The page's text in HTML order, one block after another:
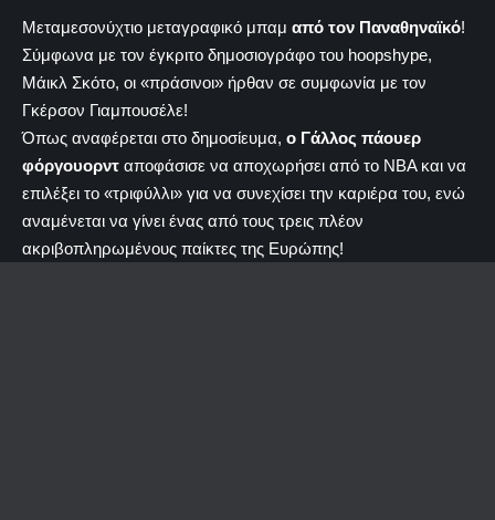
Μεταμεσονύχτιο μεταγραφικό μπαμ από τον Παναθηναϊκό!
Σύμφωνα με τον έγκριτο δημοσιογράφο του hoopshype,
Μάικλ Σκότο, οι «πράσινοι» ήρθαν σε συμφωνία με τον
Γκέρσον Γιαμπουσέλε!
Όπως αναφέρεται στο δημοσίευμα, ο Γάλλος πάουερ
φόργουορντ αποφάσισε να αποχωρήσει από το ΝΒΑ και να
επιλέξει το «τριφύλλι» για να συνεχίσει την καριέρα του, ενώ
αναμένεται να γίνει ένας από τους τρεις πλέον
ακριβοπληρωμένους παίκτες της Ευρώπης!